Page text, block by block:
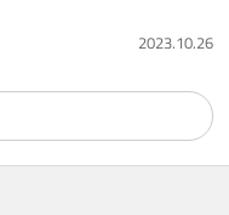
2023.10.26